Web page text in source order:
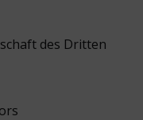
des Dritten